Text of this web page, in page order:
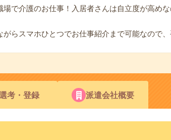
で介護のお仕事！入居者さんは自立度が高め
らスマホひとつでお仕事紹介まで可能なので、
考・登録 派遣会社概要